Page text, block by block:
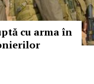
cu arma în